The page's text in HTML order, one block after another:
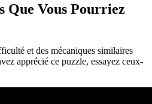
Que Vous Pourriez
et des mécaniques similaires
apprécié ce puzzle, essayez ceux-